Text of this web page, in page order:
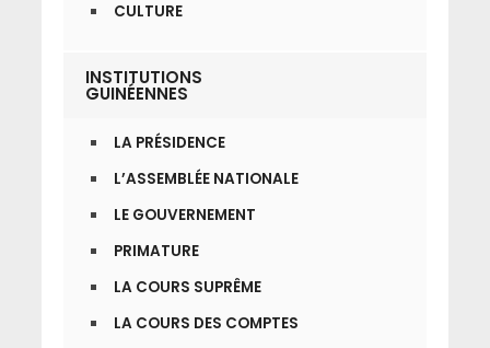
CULTURE
INSTITUTIONS
GUINÉENNES
LA PRÉSIDENCE
L’ASSEMBLÉE NATIONALE
LE GOUVERNEMENT
PRIMATURE
LA COURS SUPRÊME
LA COURS DES COMPTES